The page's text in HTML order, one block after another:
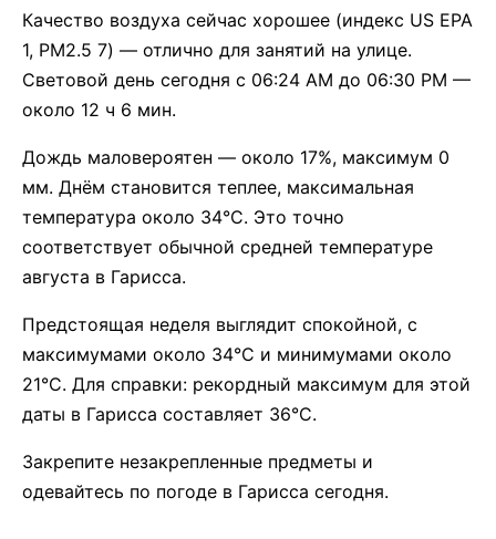
Качество воздуха сейчас хорошее (индекс US EPA
1, PM2.5 7) — отлично для занятий на улице.
Световой день сегодня с 06:24 AM до 06:30 PM —
около 12 ч 6 мин.
Дождь маловероятен — около 17%, максимум 0
мм. Днём становится теплее, максимальная
температура около 34°C. Это точно
соответствует обычной средней температуре
августа в Гарисса.
Предстоящая неделя выглядит спокойной, с
максимумами около 34°C и минимумами около
21°C. Для справки: рекордный максимум для этой
даты в Гарисса составляет 36°C.
Закрепите незакрепленные предметы и
одевайтесь по погоде в Гарисса сегодня.